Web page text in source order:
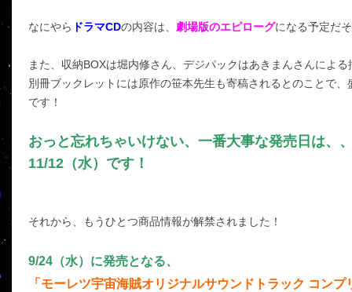
なにやら ドラマCDの内容は、 劇場版のエピローグになる予定だ
また、収納BOXは堀内修さん、デジパックはあきまんさんによ
別冊ブックレットには原作の笹本先生も寄稿されるとのことで
です！
おっと忘れちゃいけない、一番大事な発売日は、
11/12（水）です！
それから、もうひとつ商品情報が解禁されました！
9/24（水）に発売となる、
「モーレツ宇宙海賊オリジナルサウンドトラック コン